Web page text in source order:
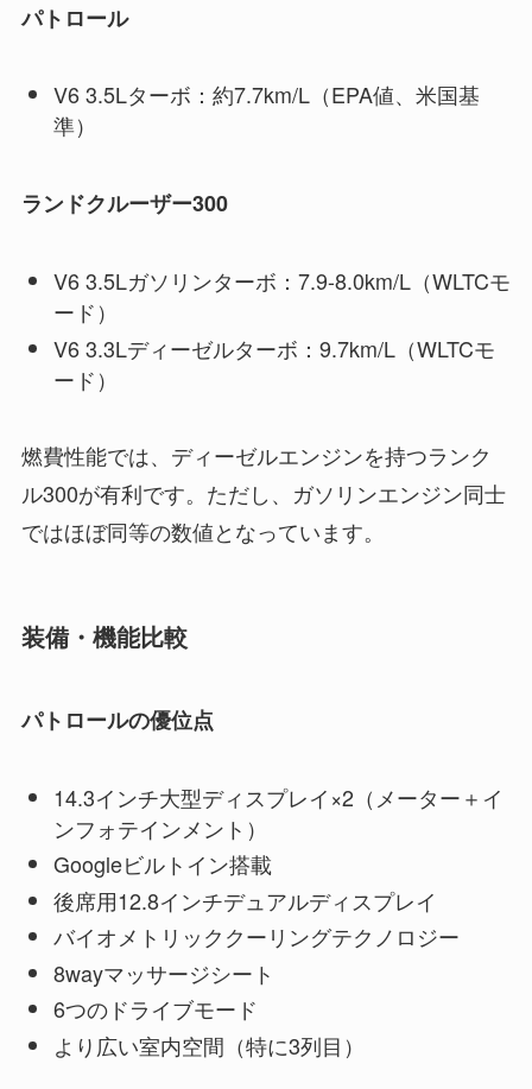
パトロール
V6 3.5Lターボ：約7.7km/L（EPA値、米国基
準）
ランドクルーザー300
V6 3.5Lガソリンターボ：7.9-8.0km/L（WLTCモ
ード）
V6 3.3Lディーゼルターボ：9.7km/L（WLTCモ
ード）
燃費性能では、ディーゼルエンジンを持つランク
ル300が有利です。ただし、ガソリンエンジン同士
ではほぼ同等の数値となっています。
装備・機能比較
パトロールの優位点
14.3インチ大型ディスプレイ×2（メーター＋イ
ンフォテインメント）
Googleビルトイン搭載
後席用12.8インチデュアルディスプレイ
バイオメトリッククーリングテクノロジー
8wayマッサージシート
6つのドライブモード
より広い室内空間（特に3列目）